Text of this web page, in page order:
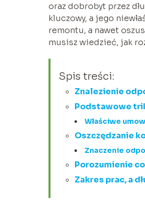
oraz dobrobyt przez
kluczowy, a jego
remontu, a nawet
musisz wiedzieć, jak
Spis treści:
Znalezienie
Podstawowe
Właściwe
Oszczędzanie
Znaczenie
Porozumienie
Zakres prac, a